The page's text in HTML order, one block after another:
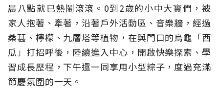
晨八點就已熱鬧滾滾。0到2歲的小中大寶們，被
家人抱著、牽著，沿著戶外活動區、音樂牆，經過
桑葚、檸檬、九層塔等植物，在與門口的烏龜「西
瓜」打招呼後，陸續進入中心，開啟快樂探索、學
習成長歷程，下午還一同享用小型粽子，度過充滿
節慶氛圍的一天。